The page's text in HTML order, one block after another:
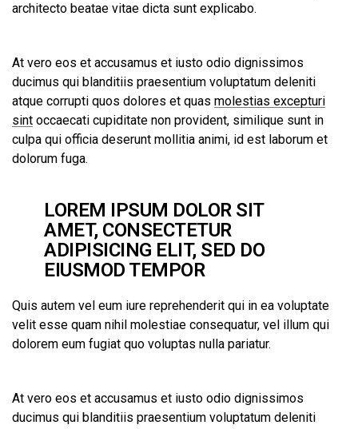
architecto beatae vitae dicta sunt explicabo.
At vero eos et accusamus et iusto odio dignissimos
ducimus qui blanditiis praesentium voluptatum deleniti
atque corrupti quos dolores et quas molestias excepturi
sint occaecati cupiditate non provident, similique sunt in
culpa qui officia deserunt mollitia animi, id est laborum et
dolorum fuga.
LOREM IPSUM DOLOR SIT
AMET, CONSECTETUR
ADIPISICING ELIT, SED DO
EIUSMOD TEMPOR
Quis autem vel eum iure reprehenderit qui in ea voluptate
velit esse quam nihil molestiae consequatur, vel illum qui
dolorem eum fugiat quo voluptas nulla pariatur.
At vero eos et accusamus et iusto odio dignissimos
ducimus qui blanditiis praesentium voluptatum deleniti